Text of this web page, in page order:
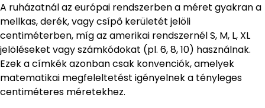
A ruházatnál az európai rendszerben a méret gyakran a
mellkas, derék, vagy csípő kerületét jelöli
centiméterben, míg az amerikai rendszernél S, M, L, XL
jelöléseket vagy számkódokat (pl. 6, 8, 10) használnak.
Ezek a címkék azonban csak konvenciók, amelyek
matematikai megfeleltetést igényelnek a tényleges
centiméteres méretekhez.